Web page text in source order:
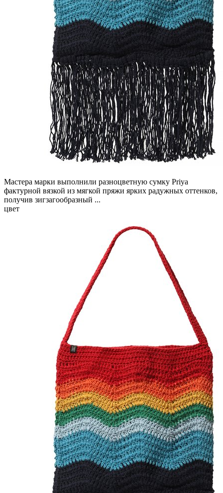
Мастера марки выполнили разноцветную сумку Priya
фактурной вязкой из мягкой пряжи ярких радужных оттенков,
получив зигзагообразный ...
цвет